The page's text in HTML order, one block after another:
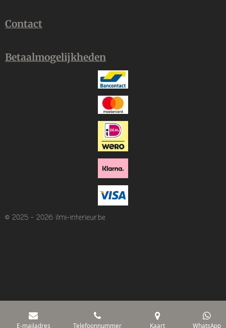
Contact
Betaalmogelijkheden
© 2025 - 2026 ilmi-interieur.be
E-mailadres Telefoonnummer Kaart WhatsApp